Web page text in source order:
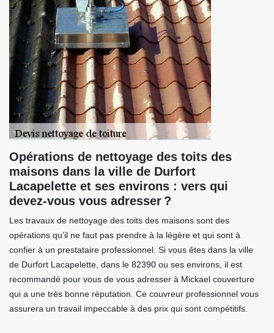
Opérations de nettoyage des toits des
maisons dans la ville de Durfort
Lacapelette et ses environs : vers qui
devez-vous vous adresser ?
Les travaux de nettoyage des toits des maisons sont des
opérations qu’il ne faut pas prendre à la légère et qui sont à
confier à un prestataire professionnel. Si vous êtes dans la ville
de Durfort Lacapelette, dans le 82390 ou ses environs, il est
recommandé pour vous de vous adresser à Mickael couverture
qui a une très bonne réputation. Ce couvreur professionnel vous
assurera un travail impeccable à des prix qui sont compétitifs.